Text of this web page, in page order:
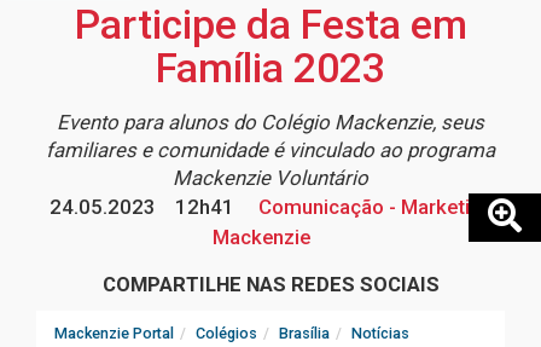
Participe da Festa em
Família 2023
Evento para alunos do Colégio Mackenzie, seus
familiares e comunidade é vinculado ao programa
Mackenzie Voluntário
24.05.2023
12h41
Comunicação - Marketing
Mackenzie
COMPARTILHE NAS REDES SOCIAIS
Mackenzie Portal Colégios Brasília
Notícias